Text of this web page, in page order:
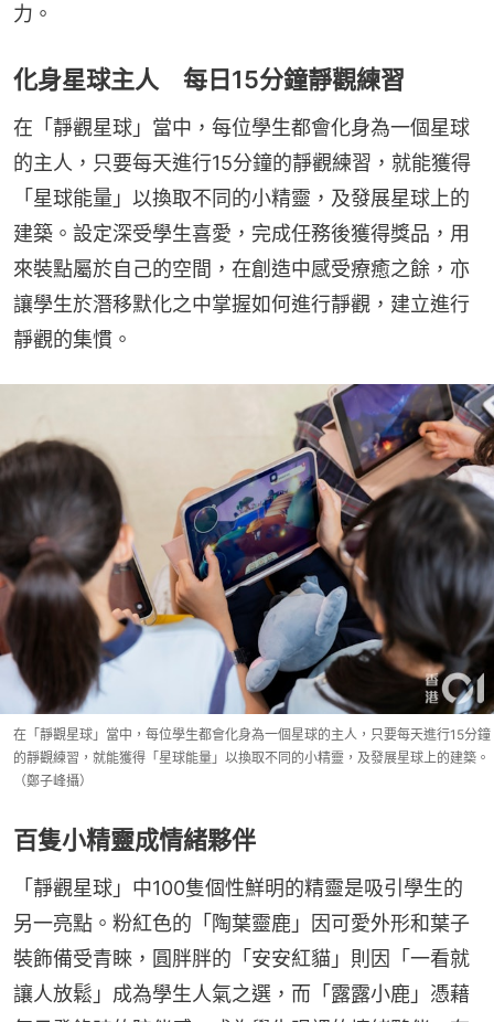
力。
化身星球主人 每日15分鐘靜觀練習
在「靜觀星球」當中，每位學生都會化身為一個星球
的主人，只要每天進行15分鐘的靜觀練習，就能獲得
「星球能量」以換取不同的小精靈，及發展星球上的
建築。設定深受學生喜愛，完成任務後獲得獎品，用
來裝點屬於自己的空間，在創造中感受療癒之餘，亦
讓學生於潛移默化之中掌握如何進行靜觀，建立進行
靜觀的集慣。
在「靜觀星球」當中，每位學生都會化身為一個星球的主人，只要每天進行15分鐘
的靜觀練習，就能獲得「星球能量」以換取不同的小精靈，及發展星球上的建築。
（鄭子峰攝）
百隻小精靈成情緒夥伴
「靜觀星球」中100隻個性鮮明的精靈是吸引學生的
另一亮點。粉紅色的「陶葉靈鹿」因可愛外形和葉子
裝飾備受青睞，圓胖胖的「安安紅貓」則因「一看就
讓人放鬆」成為學生人氣之選，而「露露小鹿」憑藉